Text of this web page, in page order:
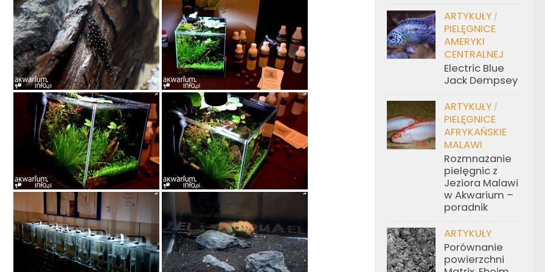
ARTYKUŁY /
PIELĘGNICE
AMERYKI
CENTRALNEJ
Electric Blue
Jack Dempsey
ARTYKUŁY /
PIELĘGNICE
AFRYKAŃSKIE
MALAWI
Rozmnażanie
pielęgnic z
Jeziora Malawi
w Akwarium –
poradnik
ARTYKUŁY
Porównanie
powierzchni